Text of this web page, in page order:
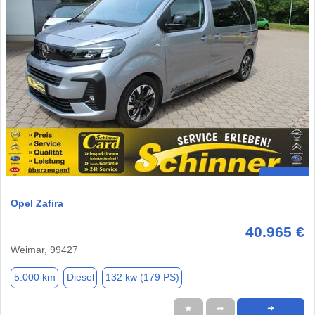
Opel Zafira
40.965 €
Weimar, 99427
5.000 km Diesel 132 kw (179 PS)
★ ➦ ➜